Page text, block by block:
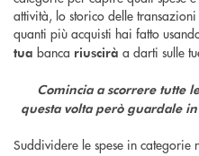
attività, lo storico delle
quanti più acquisti hai fatto
tua banca riuscirà a darti sulle
Comincia a scorrere tutte
questa volta però guardale
Suddividere le spese in categorie